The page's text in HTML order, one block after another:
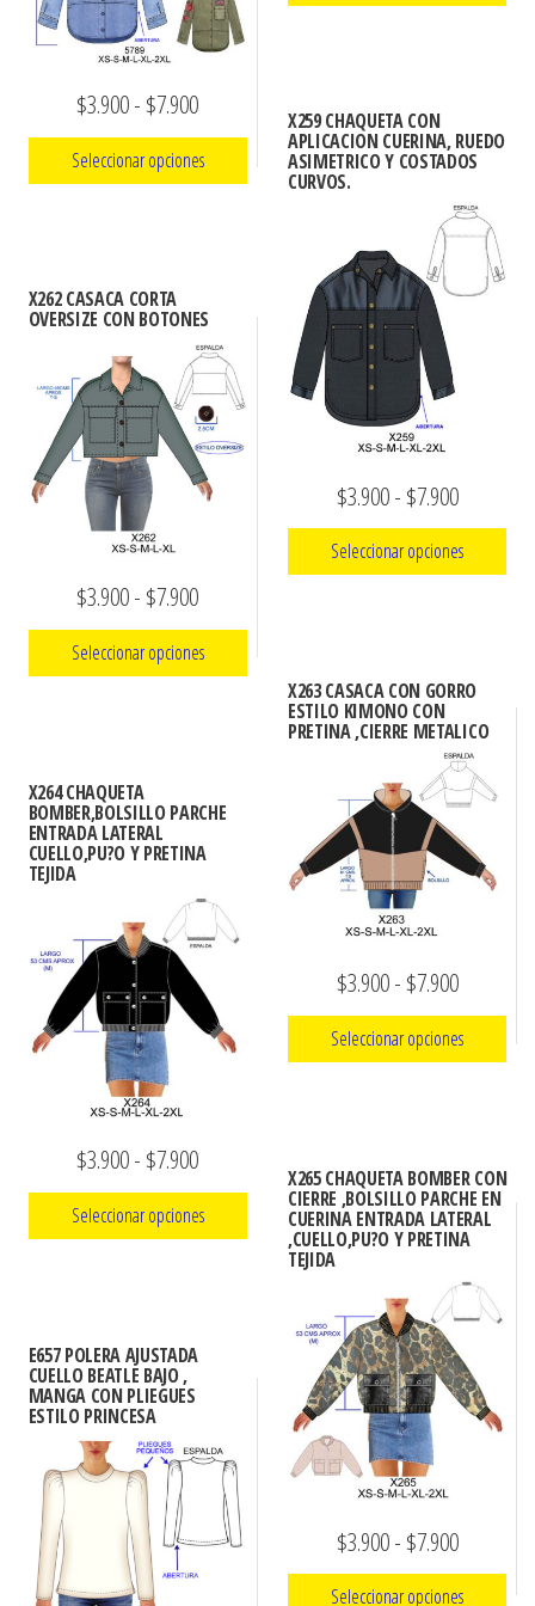
pueden
elegir
la
página
de
$7.900
múltiples
variantes.
opciones
se
pueden
elegir
la
página
producto
$3.900- $7.900Rango
de
precios:
$7.900
Seleccionar opciones
múltiples
variantes.
Las
opciones
se
pueden
elegir
en
la
de
producto
X259 CHAQUETA CON
APLICACION CUERINA, RUEDO
ASIMETRICO Y COSTADOS
CURVOS.
$3.900- $7.900Rango
de
precios:
hasta
$7.900
Seleccionar opciones
múltiples
variantes.
Las
opciones
pueden
elegir
en
la
página
de
X262 CASACA CORTA
OVERSIZE CON BOTONES
$3.900- $7.900Rango
de
precios:
Seleccionar opciones
múltiples
variantes.
opciones
se
pueden
elegir
en
la
página
de
producto
X263 CASACA CON GORRO
ESTILO KIMONO CON
PRETINA ,CIERRE METALICO
$3.900- $7.900Rango
de
precios:
hasta
$7.900
Seleccionar opciones
múltiples
variantes.
opciones
se
pueden
elegir
en
la
página
de
X264 CHAQUETA
BOMBER,BOLSILLO PARCHE
ENTRADA LATERAL
CUELLO,PU?O Y PRETINA
TEJIDA
$3.900- $7.900Rango
de
precios:
hasta
Seleccionar opciones
múltiples
variantes.
Las
opciones
pueden
elegir
X265 CHAQUETA BOMBER CON
CIERRE ,BOLSILLO PARCHE EN
CUERINA ENTRADA LATERAL
,CUELLO,PU?O Y PRETINA
TEJIDA
$3.900- $7.900Rango
de
Seleccionar opciones
E657 POLERA AJUSTADA
CUELLO BEATLE BAJO ,
MANGA CON PLIEGUES
ESTILO PRINCESA